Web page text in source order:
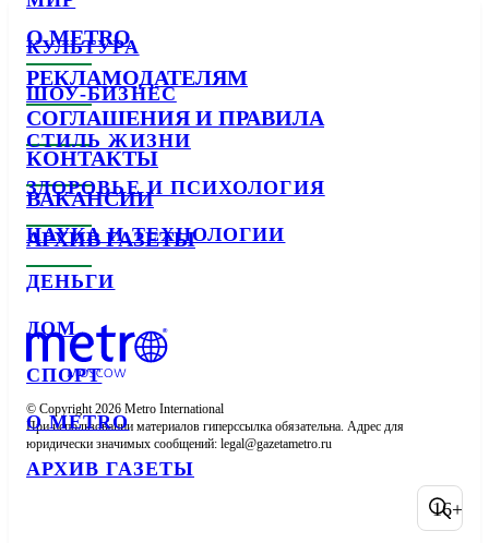
КУЛЬТУРА
ШОУ-БИЗНЕС
СТИЛЬ ЖИЗНИ
ЗДОРОВЬЕ И ПСИХОЛОГИЯ
НАУКА И ТЕХНОЛОГИИ
ДЕНЬГИ
ДОМ
СПОРТ
О METRO
АРХИВ ГАЗЕТЫ
О METRO
РЕКЛАМОДАТЕЛЯМ
СОГЛАШЕНИЯ И ПРАВИЛА
КОНТАКТЫ
ВАКАНСИИ
АРХИВ ГАЗЕТЫ
© Copyright 2026 Metro International
При использовании материалов гиперссылка обязательна. Адрес для
юридически значимых сообщений:
16+